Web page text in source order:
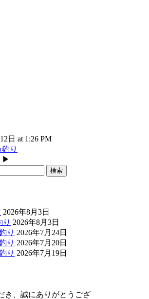
日 at 1:26 PM
り
▶
2026年8月3日
り 2026年8月3日
り 2026年7月24日
り 2026年7月20日
り 2026年7月19日
き、誠にありがとうござ